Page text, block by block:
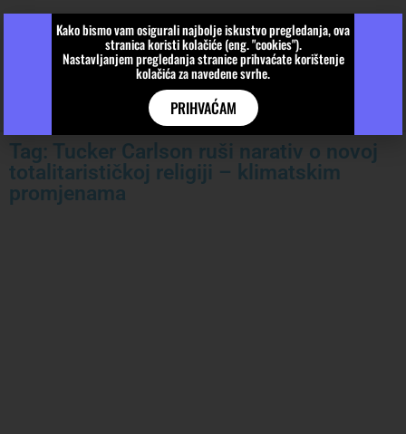
Tag: Tucker Carlson ruši narativ o novoj
totalitarističkoj religiji – klimatskim
promjenama
Kako bismo vam osigurali najbolje iskustvo pregledanja, ova
stranica koristi kolačiće (eng. "cookies").
Nastavljanjem pregledanja stranice prihvaćate korištenje
kolačića za navedene svrhe.
PRIHVAĆAM